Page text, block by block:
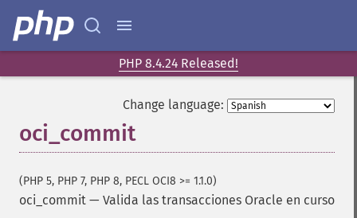
PHP 8.4.24 Released!
Change language:
oci_commit
(PHP 5, PHP 7, PHP 8, PECL OCI8 >= 1.1.0)
oci_commit — Valida las transacciones Oracle en curso